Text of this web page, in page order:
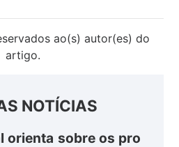
ao(s) autor(es) do
artigo.
NOTÍCIAS
orienta sobre os pro